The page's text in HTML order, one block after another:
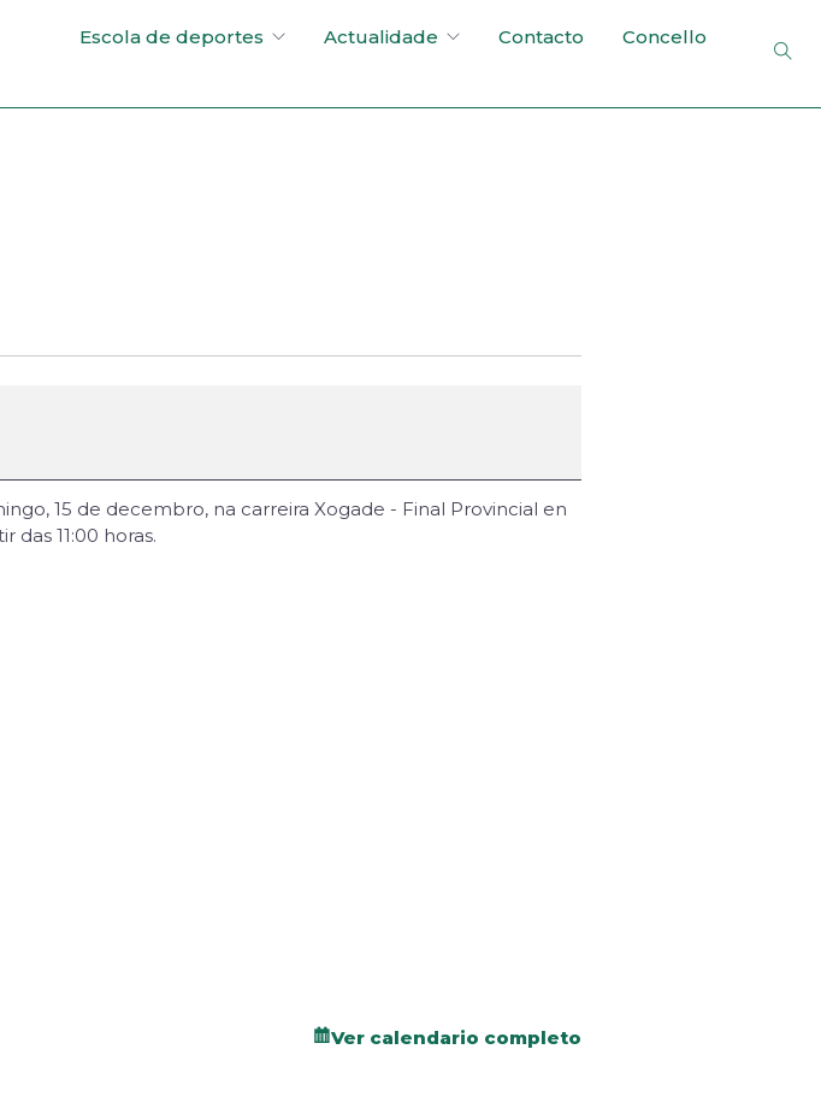
Escola de deportes Actualidade Contacto Concello
15 de decembro, na carreira Xogade - Final Provincial en
das 11:00 horas.
Ver calendario completo